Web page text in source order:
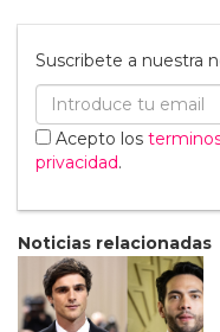
Suscribete a nuestra
Acepto los
privacidad.
Noticias relacionadas